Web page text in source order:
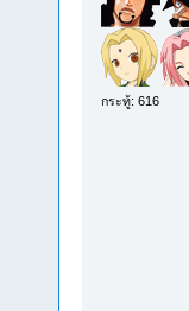
กระทู้: 616